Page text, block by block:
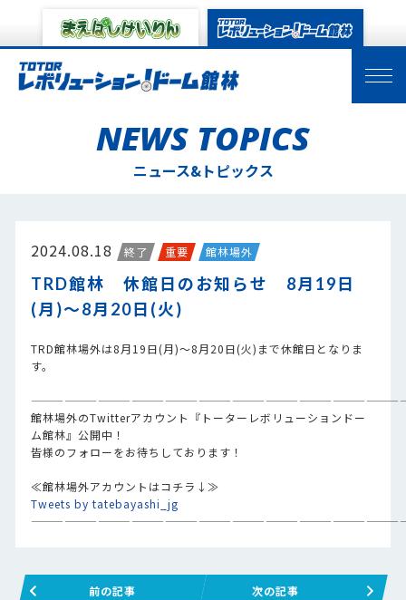
NEWS TOPICS
ニュース&トピックス
2024.08.18 終了 重要 館林場外
TRD館林 休館日のお知らせ 8月19日
(月)～8月20日(火)
TRD館林場外は8月19日(月)～8月20日(火)まで休館日となりま
す。
館林場外のTwitterアカウント『トーターレボリューションドー
ム館林』公開中！
皆様のフォローをお待ちしております！
≪館林場外アカウントはコチラ↓≫
Tweets by tatebayashi_jg
前の記事 次の記事